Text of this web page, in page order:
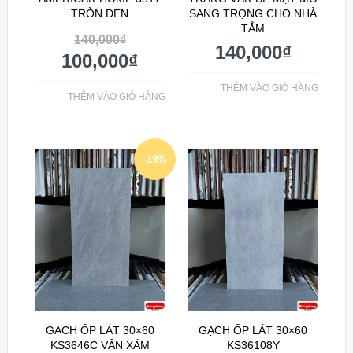
TRÒN ĐEN
140,000₫
100,000₫
THÊM VÀO GIỎ HÀNG
SANG TRỌNG CHO NHÀ
TẮM
140,000₫
THÊM VÀO GIỎ HÀNG
-19%
GẠCH ỐP LÁT 30×60
KS3646C VÂN XÁM
GẠCH ỐP LÁT 30×60
KS36108Y